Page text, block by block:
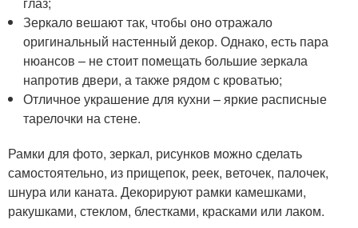
Зеркало вешают так, чтобы оно отражало
оригинальный настенный декор. Однако, есть пара
нюансов – не стоит помещать большие зеркала
напротив двери, а также рядом с кроватью;
Отличное украшение для кухни – яркие расписные
тарелочки на стене.
Рамки для фото, зеркал, рисунков можно сделать
самостоятельно, из прищепок, реек, веточек, палочек,
шнура или каната. Декорируют рамки камешками,
ракушками, стеклом, блестками, красками или лаком.